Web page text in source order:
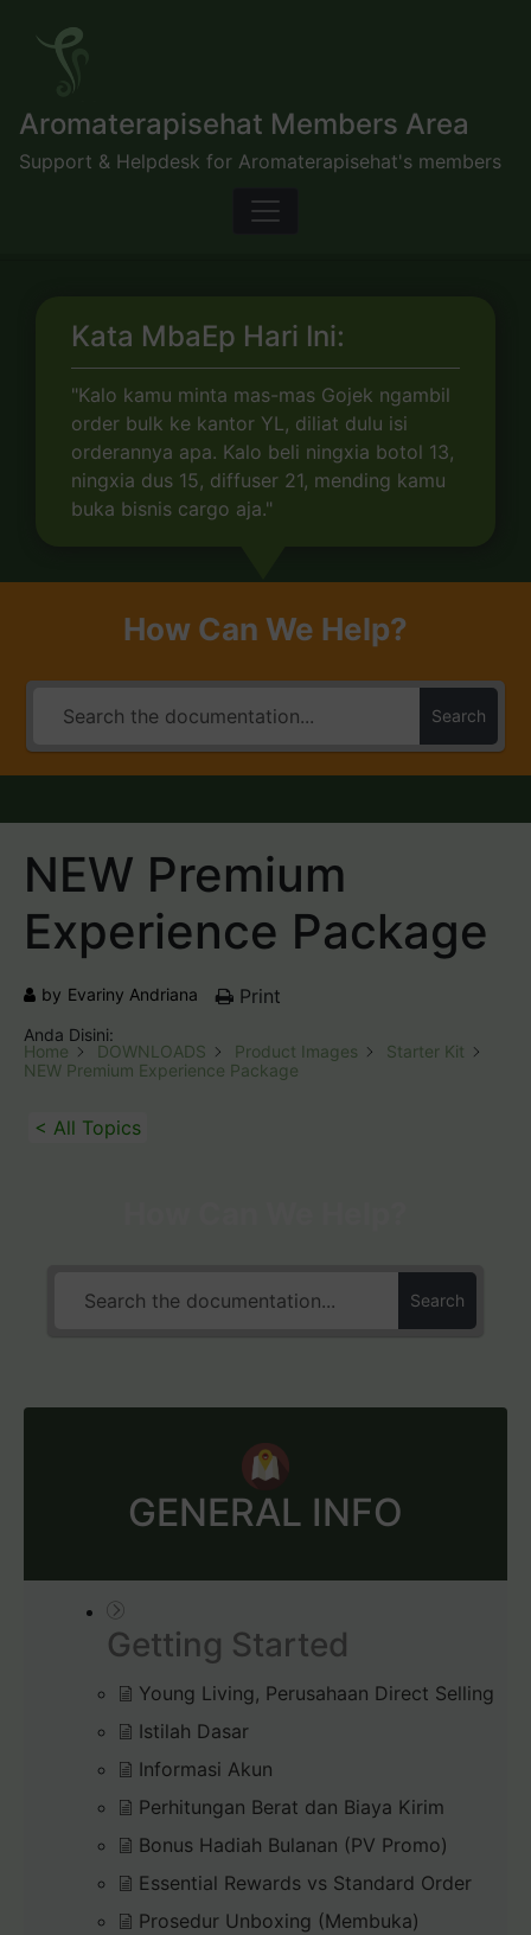
content
Aromaterapisehat Members Area
Support & Helpdesk for Aromaterapisehat's members
Kata MbaEp Hari Ini:
"Kalo kamu minta mas-mas Gojek ngambil
order bulk ke kantor YL, diliat dulu isi
orderannya apa. Kalo beli ningxia botol 13,
ningxia dus 15, diffuser 21, mending kamu
buka bisnis cargo aja."
How Can We Help?
Search
NEW Premium
Experience Package
by Evariny Andriana Print
Anda Disini:
Home
DOWNLOADS Product Images
Starter Kit
NEW Premium Experience Package
< All Topics
Search
GENERAL INFO
Getting Started
Young Living, Perusahaan Direct Selling
Istilah Dasar
Informasi Akun
Perhitungan Berat dan Biaya Kirim
Bonus Hadiah Bulanan (PV Promo)
Essential Rewards vs Standard Order
Prosedur Unboxing (Membuka)